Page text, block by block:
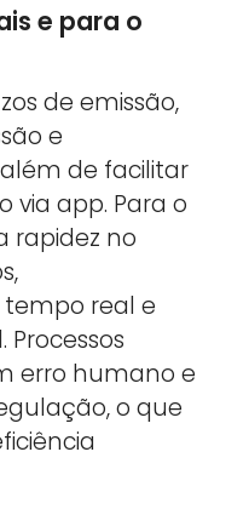
e para o
de emissão,
e
de facilitar
via app. Para o
rapidez no
real e
erro humano e
o que